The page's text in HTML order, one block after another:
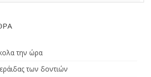
την ώρα
των δοντιών